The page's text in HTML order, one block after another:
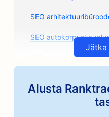
SEO
SEO
SEO autoosade
SEO
Jätka
Alusta